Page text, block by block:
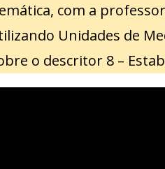
com a
Unidades de
o descritor 8 –